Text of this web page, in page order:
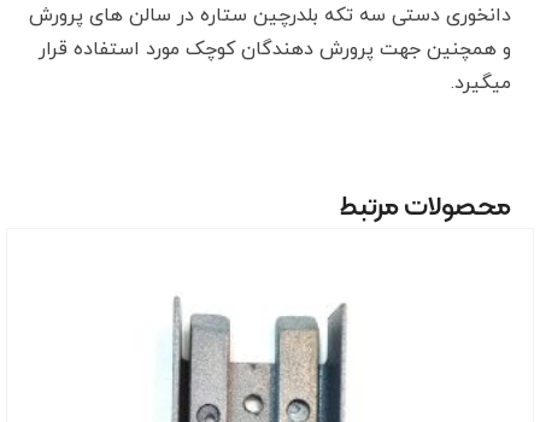
دانخوری دستی سه تکه بلدرچین ستاره در سالن های پرورش
و همچنین جهت پرورش دهندگان کوچک مورد استفاده قرار
میگیرد.
محصولات مرتبط